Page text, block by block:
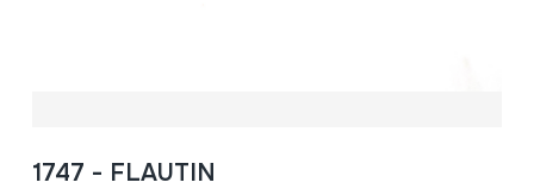
1747 - FLAUTIN